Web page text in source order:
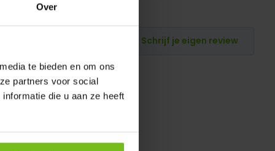
Over
te bieden en om ons
partners voor social
die u aan ze heeft
Schrijf je eigen review